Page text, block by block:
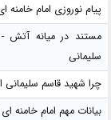
پیام نوروزی امام خامنه
مستند در میانه آتش
سلیمانی
چرا شهید قاسم سلیمانی
بیانات مهم امام خامنه